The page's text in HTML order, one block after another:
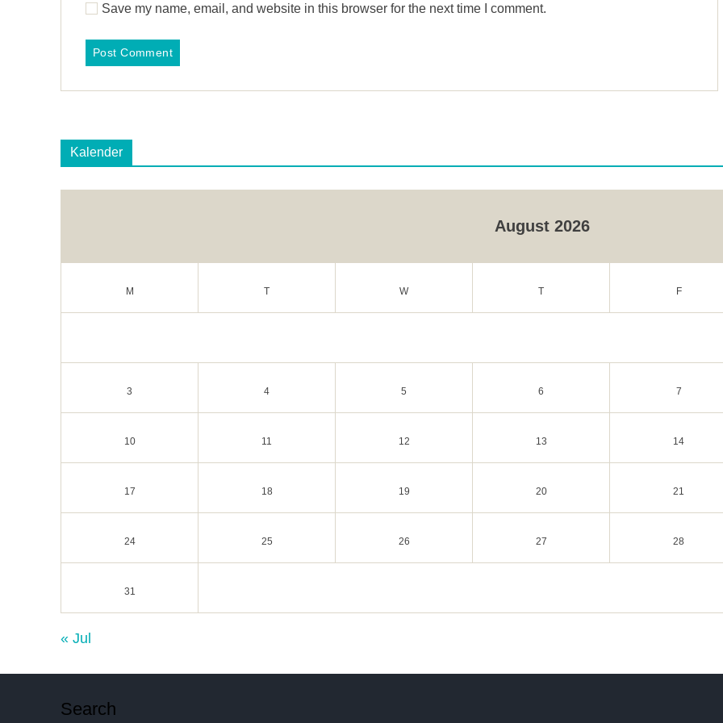
Save my name, email, and website in this browser for the next time I comment.
Kalender
August 2026
M T W T F
3 4 5 6 7
10 11 12 13 14
17 18 19 20 21
24 25 26 27 28
31
« Jul
Search